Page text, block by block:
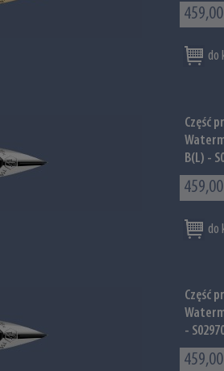
do
Część
B(L) -
do
Część
-